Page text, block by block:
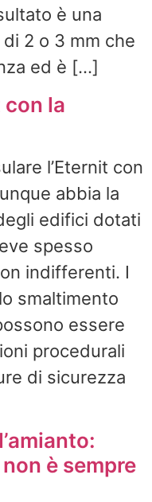
è una
2 o 3 mm che
ed è […]
con la
l’Eternit con
abbia la
edifici dotati
spesso
indifferenti. I
smaltimento
essere
procedurali
di sicurezza
è sempre